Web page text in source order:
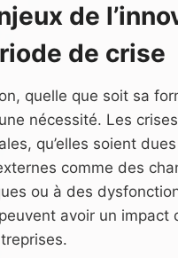
de
de crise
quelle que soit sa
nécessité. Les crises
qu’elles soient
comme des
ou à des
avoir un impact